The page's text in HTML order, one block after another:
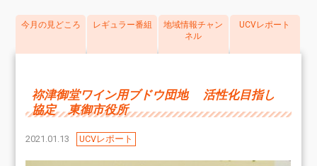
今月の見どころ レギュラー番組
地域情報チャン
ネル
UCVレポート
祢津御堂ワイン用ブドウ団地 活性化目指し
協定 東御市役所
2021.01.13 UCVレポート